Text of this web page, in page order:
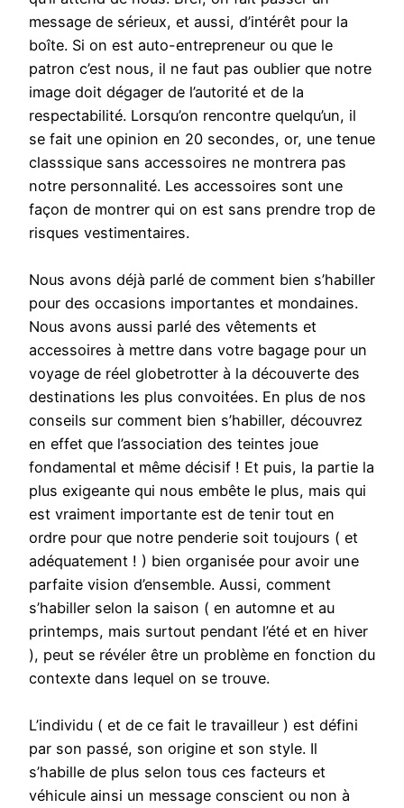
message de sérieux, et aussi, d’intérêt pour la
boîte. Si on est auto-entrepreneur ou que le
patron c’est nous, il ne faut pas oublier que notre
image doit dégager de l’autorité et de la
respectabilité. Lorsqu’on rencontre quelqu’un, il
se fait une opinion en 20 secondes, or, une tenue
classsique sans accessoires ne montrera pas
notre personnalité. Les accessoires sont une
façon de montrer qui on est sans prendre trop de
risques vestimentaires.
Nous avons déjà parlé de comment bien s’habiller
pour des occasions importantes et mondaines.
Nous avons aussi parlé des vêtements et
accessoires à mettre dans votre bagage pour un
voyage de réel globetrotter à la découverte des
destinations les plus convoitées. En plus de nos
conseils sur comment bien s’habiller, découvrez
en effet que l’association des teintes joue
fondamental et même décisif ! Et puis, la partie la
plus exigeante qui nous embête le plus, mais qui
est vraiment importante est de tenir tout en
ordre pour que notre penderie soit toujours ( et
adéquatement ! ) bien organisée pour avoir une
parfaite vision d’ensemble. Aussi, comment
s’habiller selon la saison ( en automne et au
printemps, mais surtout pendant l’été et en hiver
), peut se révéler être un problème en fonction du
contexte dans lequel on se trouve.
L’individu ( et de ce fait le travailleur ) est défini
par son passé, son origine et son style. Il
s’habille de plus selon tous ces facteurs et
véhicule ainsi un message conscient ou non à